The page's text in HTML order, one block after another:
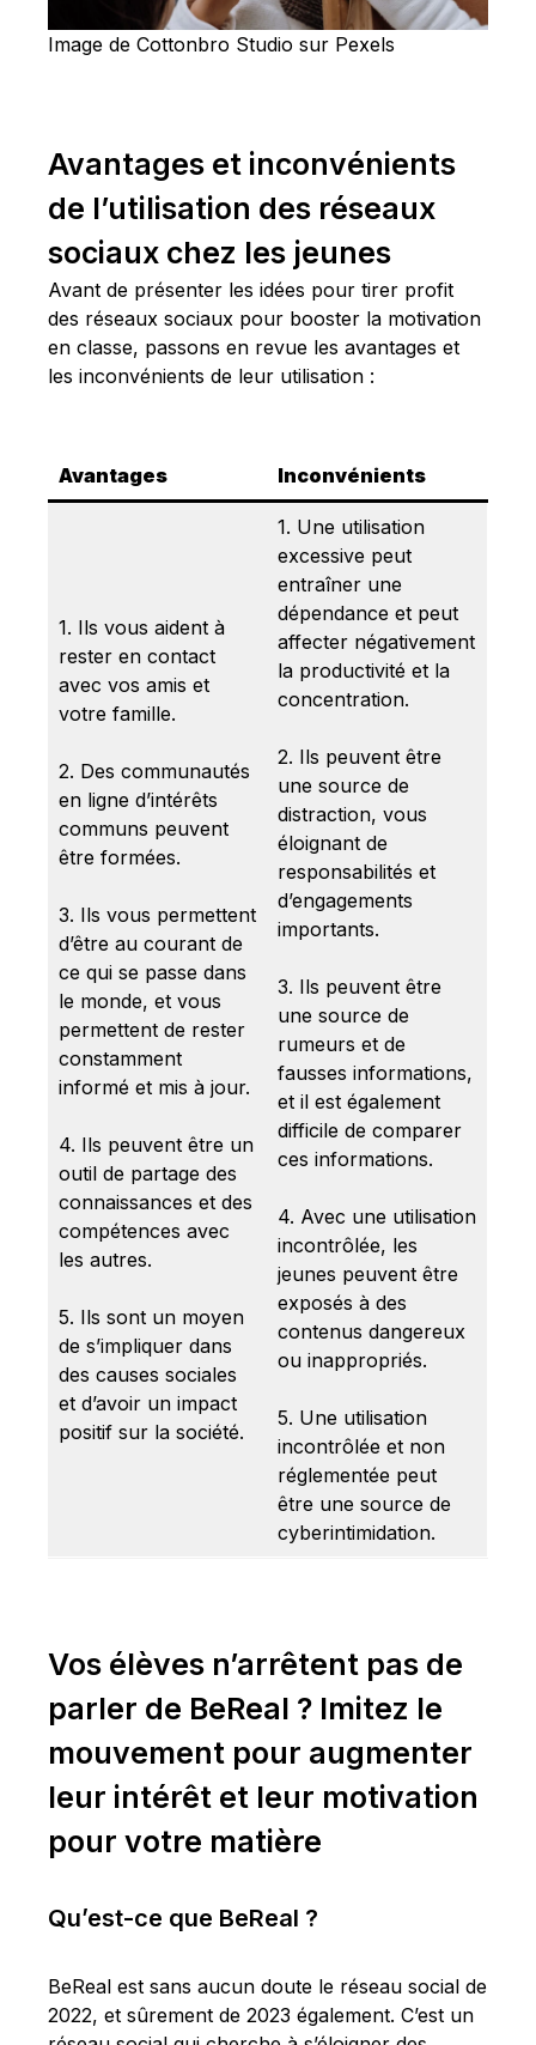
Image de Cottonbro Studio sur Pexels
Avantages et inconvénients
de l’utilisation des réseaux
sociaux chez les jeunes
Avant de présenter les idées pour tirer profit
des réseaux sociaux pour booster la motivation
en classe, passons en revue les avantages et
les inconvénients de leur utilisation :
Avantages Inconvénients
1. Ils vous aident à
rester en contact
avec vos amis et
votre famille.
2. Des communautés
en ligne d’intérêts
communs peuvent
être formées.
3. Ils vous permettent
d’être au courant de
ce qui se passe dans
le monde, et vous
permettent de rester
constamment
informé et mis à jour.
4. Ils peuvent être un
outil de partage des
connaissances et des
compétences avec
les autres.
5. Ils sont un moyen
de s’impliquer dans
des causes sociales
et d’avoir un impact
positif sur la société.
1. Une utilisation
excessive peut
entraîner une
dépendance et peut
affecter négativement
la productivité et la
concentration.
2. Ils peuvent être
une source de
distraction, vous
éloignant de
responsabilités et
d’engagements
importants.
3. Ils peuvent être
une source de
rumeurs et de
fausses informations,
et il est également
difficile de comparer
ces informations.
4. Avec une utilisation
incontrôlée, les
jeunes peuvent être
exposés à des
contenus dangereux
ou inappropriés.
5. Une utilisation
incontrôlée et non
réglementée peut
être une source de
cyberintimidation.
Vos élèves n’arrêtent pas de
parler de BeReal ? Imitez le
mouvement pour augmenter
leur intérêt et leur motivation
pour votre matière
Qu’est-ce que BeReal ?
BeReal est sans aucun doute le réseau social de
2022, et sûrement de 2023 également. C’est un